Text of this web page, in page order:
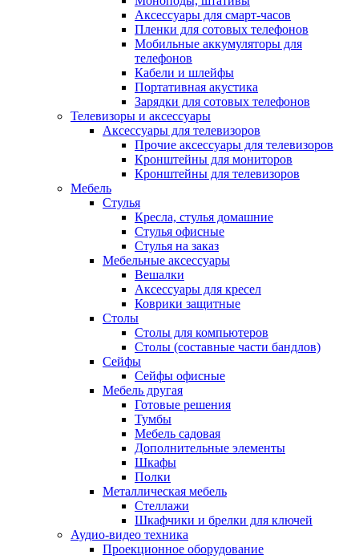
Аксессуары для смарт-часов
Пленки для сотовых телефонов
Мобильные аккумуляторы для
телефонов
Кабели и шлейфы
Портативная акустика
Зарядки для сотовых телефонов
Телевизоры и аксессуары
Аксессуары для телевизоров
Прочие аксессуары для телевизоров
Кронштейны для мониторов
Кронштейны для телевизоров
Мебель
Стулья
Кресла, стулья домашние
Стулья офисные
Стулья на заказ
Мебельные аксессуары
Вешалки
Аксессуары для кресел
Коврики защитные
Столы
Столы для компьютеров
Столы (составные части бандлов)
Сейфы
Сейфы офисные
Мебель другая
Готовые решения
Тумбы
Мебель садовая
Дополнительные элементы
Шкафы
Полки
Металлическая мебель
Стеллажи
Шкафчики и брелки для ключей
Аудио-видео техника
Проекционное оборудование